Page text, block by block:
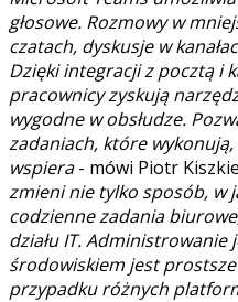
głosowe. Rozmowy w
czatach, dyskusje w
Dzięki integracji z pocztą i
pracownicy zyskują
wygodne w obsłudze.
zadaniach, które
wspiera- mówi Piotr
zmieni nie tylko sposób, w
codzienne zadania
działu IT.
środowiskiem jest
przypadku różnych